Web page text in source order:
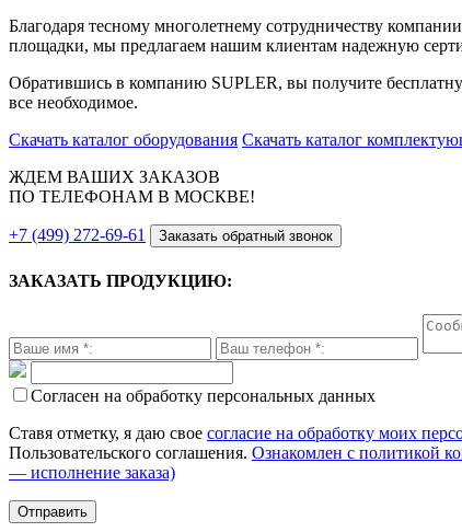
Благодаря тесному многолетнему сотрудничеству
площадки, мы предлагаем нашим клиентам надежную
Обратившись в компанию SUPLER, вы получите
все необходимое.
Скачать каталог оборудования Скачать каталог
ЖДЕМ ВАШИХ ЗАКАЗОВ
ПО ТЕЛЕФОНАМ В МОСКВЕ!
+7 (499) 272-69-61 Заказать обратный звонок
ЗАКАЗАТЬ ПРОДУКЦИЮ:
Согласен на обработку персональных данных
Ставя отметку, я даю свое согласие на обработку моих
Пользовательского соглашения. Ознакомлен с политикой
— исполнение заказа)